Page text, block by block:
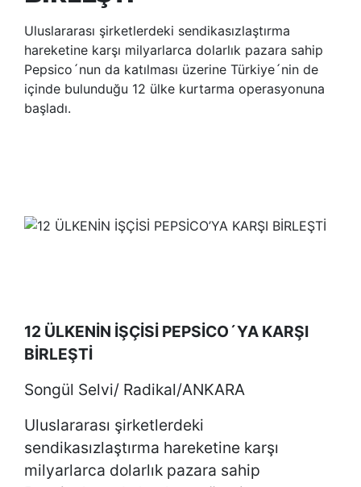
Uluslararası şirketlerdeki sendikasızlaştırma
hareketine karşı milyarlarca dolarlık pazara sahip
Pepsico´nun da katılması üzerine Türkiye´nin de
içinde bulunduğu 12 ülke kurtarma operasyonuna
başladı.
12 ÜLKENİN İŞÇİSİ PEPSİCO´YA KARŞI
BİRLEŞTİ
Songül Selvi/ Radikal/ANKARA
Uluslararası şirketlerdeki
sendikasızlaştırma hareketine karşı
milyarlarca dolarlık pazara sahip